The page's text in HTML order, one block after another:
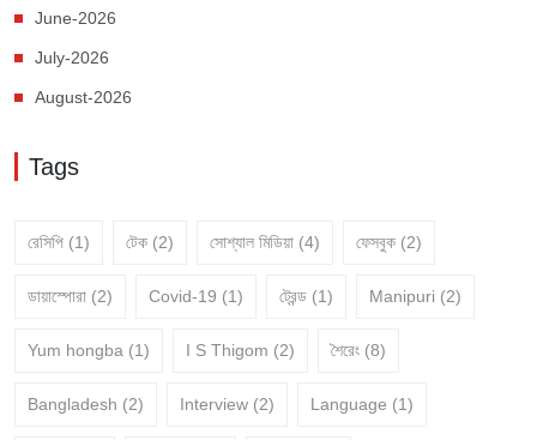
June-2026
July-2026
August-2026
Tags
রেসিপি (1) টেক (2) সোশ্যাল মিডিয়া (4) ফেসবুক (2)
ডায়াস্পোরা (2) Covid-19 (1) ট্রেন্ড (1) Manipuri (2)
Yum hongba (1) I S Thigom (2) শৈরেং (8)
Bangladesh (2) Interview (2) Language (1)